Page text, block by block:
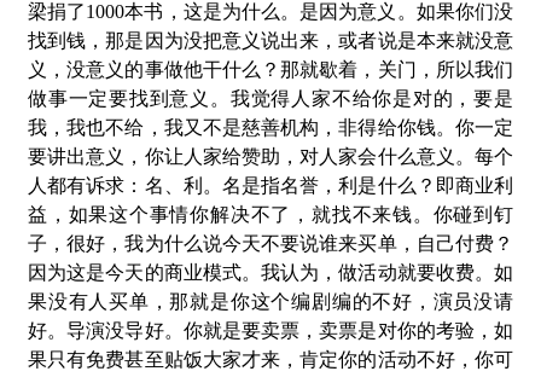
梁捐了1000本书，这是为什么。是因为意义。如果你们没
找到钱，那是因为没把意义说出来，或者说是本来就没意
义，没意义的事做他干什么？那就歇着，关门，所以我们
做事一定要找到意义。我觉得人家不给你是对的，要是
我，我也不给，我又不是慈善机构，非得给你钱。你一定
要讲出意义，你让人家给赞助，对人家会什么意义。每个
人都有诉求：名、利。名是指名誉，利是什么？即商业利
益，如果这个事情你解决不了，就找不来钱。你碰到钉
子，很好，我为什么说今天不要说谁来买单，自己付费？
因为这是今天的商业模式。我认为，做活动就要收费。如
果没有人买单，那就是你这个编剧编的不好，演员没请
好。导演没导好。你就是要卖票，卖票是对你的考验，如
果只有免费甚至贴饭大家才来，肯定你的活动不好，你可